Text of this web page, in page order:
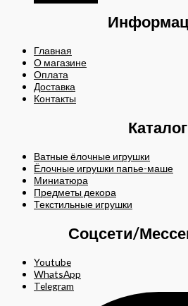
Главная
О магазине
Оплата
Доставка
Контакты
Каталог
Ватные ёлочные игрушки
Ёлочные игрушки папье-маше
Миниатюра
Предметы декора
Текстильные игрушки
Соцсети/
Youtube
WhatsApp
Telegram